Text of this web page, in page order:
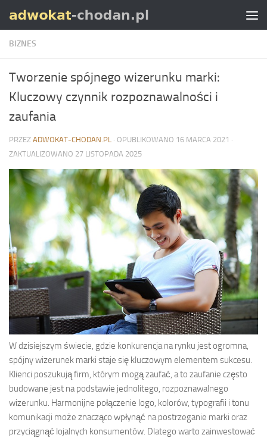
Skip to content
BIZNES
Tworzenie spójnego wizerunku marki:
Kluczowy czynnik rozpoznawalności i
zaufania
PRZEZ ADWOKAT-CHODAN.PL · OPUBLIKOWANO 16 MARCA 2021 ·
ZAKTUALIZOWANO 27 LISTOPADA 2025
W dzisiejszym świecie, gdzie konkurencja na rynku jest ogromna,
spójny wizerunek marki staje się kluczowym elementem sukcesu.
Klienci poszukują firm, którym mogą zaufać, a to zaufanie często
budowane jest na podstawie jednolitego, rozpoznawalnego
wizerunku. Harmonijne połączenie logo, kolorów, typografii i tonu
komunikacji może znacząco wpłynąć na postrzeganie marki oraz
przyciągnąć lojalnych konsumentów. Dlatego warto zainwestować